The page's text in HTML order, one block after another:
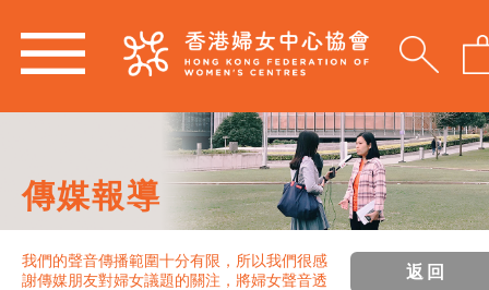
傳媒報導
我們的聲音傳播範圍十分有限，所以我們很感
謝傳媒朋友對婦女議題的關注，將婦女聲音透
返回